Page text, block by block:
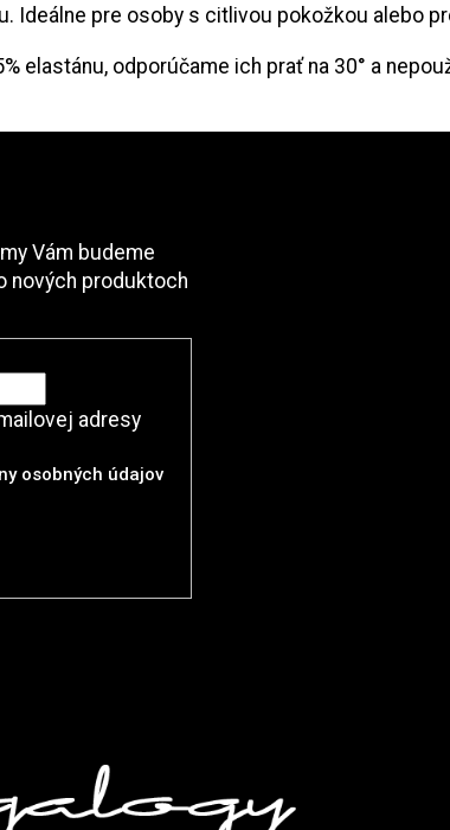
Ideálne pre osoby s citlivou pokožkou alebo
elastánu, odporúčame ich prať na 30° a
Vám budeme
nových produktoch
adresy
osobných údajov